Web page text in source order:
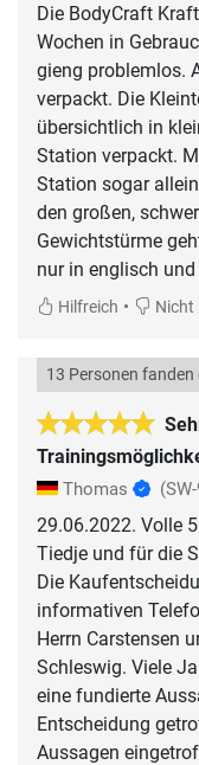
Die BodyCraft
Wochen in
gieng problemlos.
verpackt. Die
übersichtlich in
Station verpackt.
Station sogar
den großen,
Gewichtstürme
nur in englisch und
Hilfreich • Nicht
13 Personen
Thomas
29.06.2022. Volle
Tiedje und für die
Die
informativen
Herrn Carstensen
Schleswig. Viele
eine fundierte
Entscheidung
Aussagen